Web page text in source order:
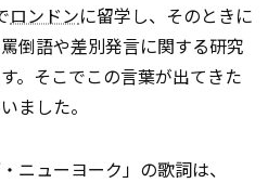
ロンドンに留学し、そのときに
倒語や差別発言に関する研究
。そこでこの言葉が出てきた
ました。
ニューヨーク」の歌詞は、